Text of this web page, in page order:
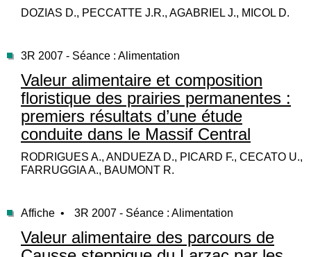
DOZIAS D., PECCATTE J.R., AGABRIEL J., MICOL D.
3R 2007 - Séance : Alimentation
Valeur alimentaire et composition
floristique des prairies permanentes :
premiers résultats d’une étude
conduite dans le Massif Central
RODRIGUES A., ANDUEZA D., PICARD F., CECATO U.,
FARRUGGIA A., BAUMONT R.
Affiche • 3R 2007 - Séance : Alimentation
Valeur alimentaire des parcours de